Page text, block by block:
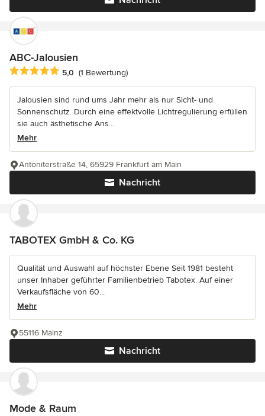
ABC-Jalousien
Durchschnittliche Bewertung: 5 von 5 Sternen
5,0 (1 Bewertung)
Jalousien sind rund ums Jahr mehr als nur Sicht- und
Sonnenschutz. Durch eine effektvolle Lichtregulierung erfüllen
sie auch ästhetische Ans...
Mehr
Nachricht
Antoniterstraße 14, 65929 Frankfurt am Main
TABOTEX GmbH & Co. KG
Qualität und Auswahl auf höchster Ebene Seit 1981 besteht
unser Inhaber geführter Familienbetrieb Tabotex. Auf einer
Verkaufsfläche von 60...
Mehr
Nachricht
55116 Mainz
Mode & Raum